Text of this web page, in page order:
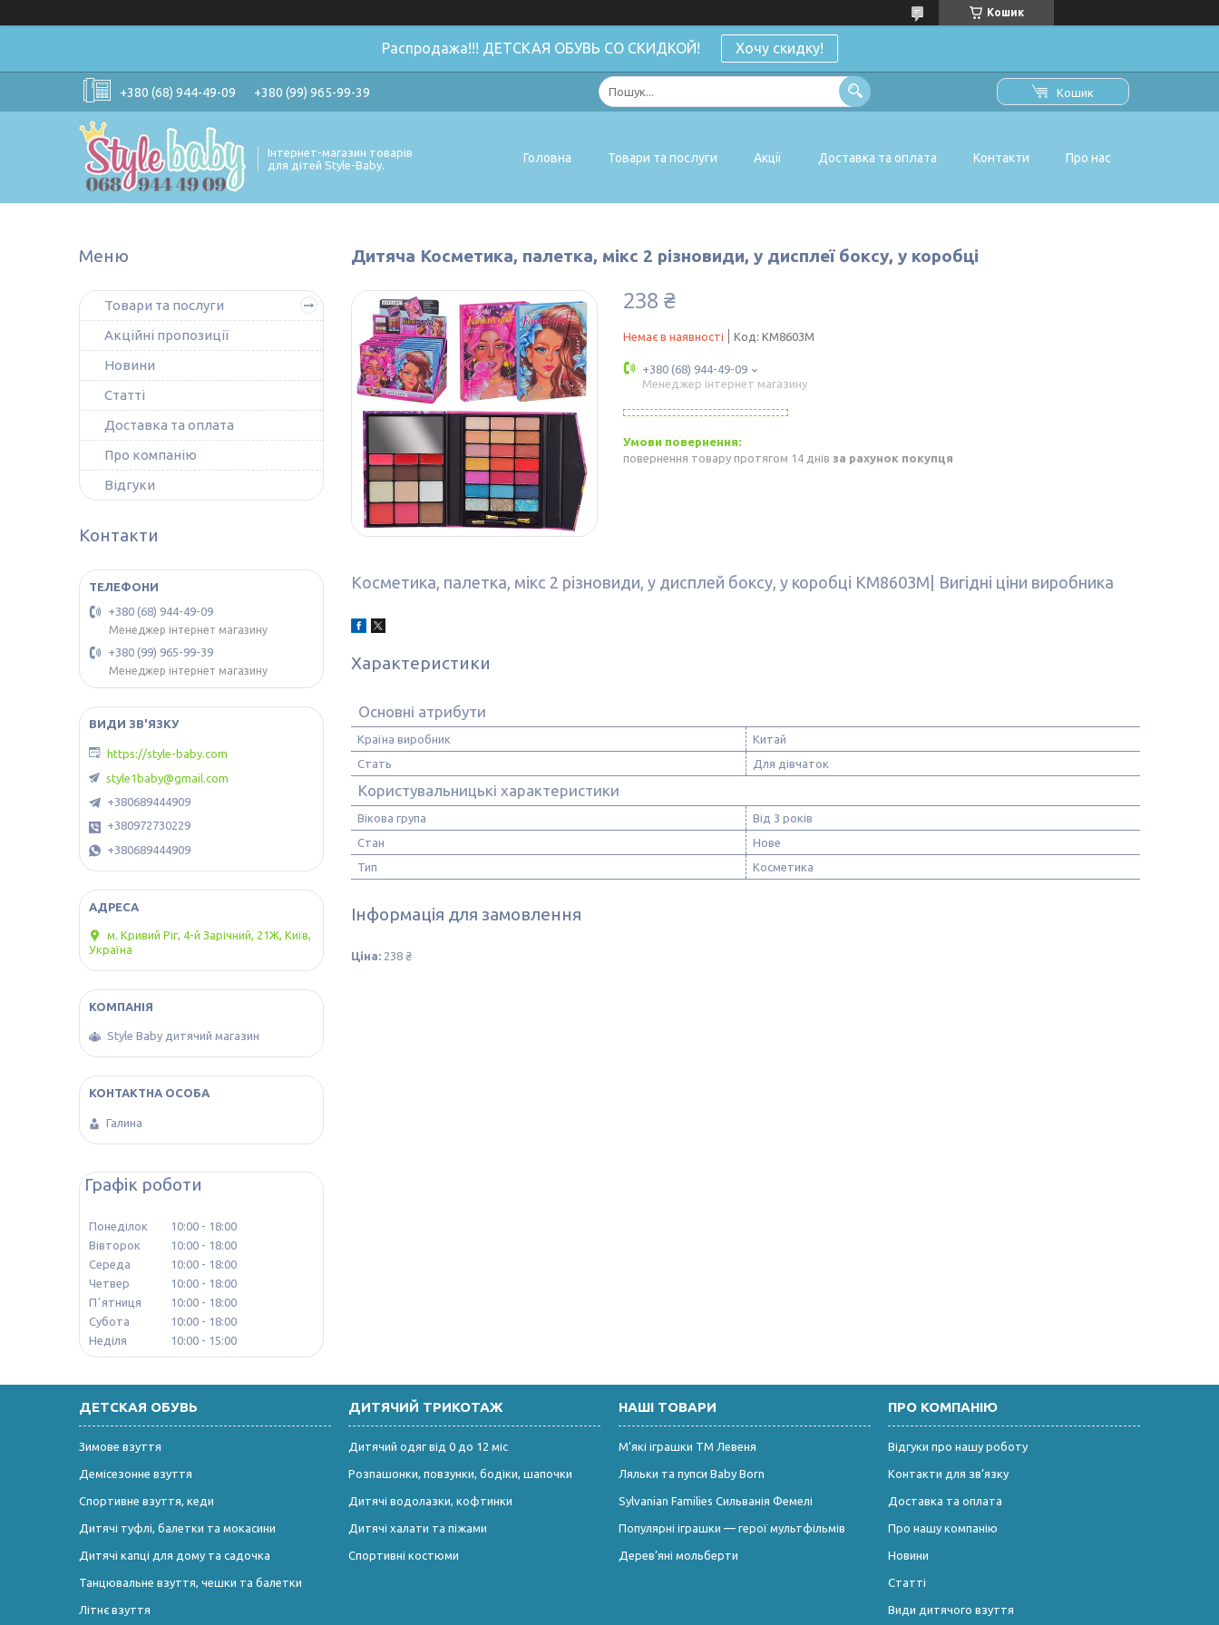
Кошик
Распродажа!!! ДЕТСКАЯ ОБУВЬ СО СКИДКОЙ! Хочу скидку!
+380 (68) 944-49-09 +380 (99) 965-99-39 Кошик
Інтернет-магазин товарів
для дітей Style-Baby.
Головна Товари та послуги Акції Доставка та оплата Контакти Про нас
Дитяча Косметика, палетка, мікс 2 різновиди, у дисплеї боксу, у коробці
238 ₴
Немає в наявності Код: KM8603M
+380 (68) 944-49-09
Менеджер інтернет магазину
повернення товару протягом 14 днів за рахунок покупця
Косметика, палетка, мікс 2 різновиди, у дисплей боксу, у коробці KM8603M| Вигідні ціни виробника
Характеристики
Основні атрибути
Країна виробник
Китай
Стать
Для дівчаток
Користувальницькі характеристики
Вікова група
Від 3 років
Стан
Нове
Тип
Косметика
Інформація для замовлення
Ціна: 238 ₴
Товари та послуги
Акційні пропозиції
Новини
Статті
Доставка та оплата
Про компанію
Відгуки
Контакти
+380 (68) 944-49-09
Менеджер інтернет магазину
+380 (99) 965-99-39
Менеджер інтернет магазину
https://style-baby.com
style1baby@gmail.com
+380689444909
+380972730229
+380689444909
м. Кривий Ріг, 4-й Зарічний, 21Ж, Київ,
Україна
Style Baby дитячий магазин
Галина
Графік роботи
Понеділок 10:00
18:00
Вівторок
10:00
18:00
Середа
10:00
18:00
Четвер
10:00
18:00
Пʼятниця
10:00
18:00
Субота
10:00
18:00
Неділя
10:00 15:00
ДЕТСКАЯ ОБУВЬ
Зимове взуття
Демісезонне взуття
Спортивне взуття, кеди
Дитячі туфлі, балетки та мокасини
Дитячі капці для дому та садочка
Танцювальне взуття, чешки та балетки
Літнє взуття
ДИТЯЧИЙ ТРИКОТАЖ
Дитячий одяг від 0 до 12 міс
Розпашонки, повзунки, бодіки, шапочки
Дитячі водолазки, кофтинки
Дитячі халати та піжами
Спортивні костюми
НАШІ ТОВАРИ
М’які іграшки ТМ Левеня
Ляльки та пупси Baby Born
Sylvanian Families Сильванія Фемелі
Популярні іграшки — герої мультфільмів
Дерев’яні мольберти
ПРО КОМПАНІЮ
Відгуки про нашу роботу
Контакти для зв’язку
Доставка та оплата
Про нашу компанію
Новини
Статті
Види дитячого взуття